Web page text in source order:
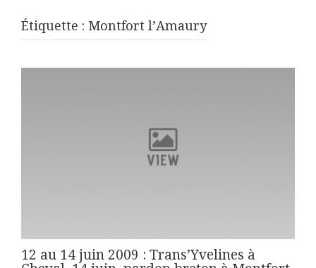
Étiquette : Montfort l’Amaury
12 au 14 juin 2009 : Trans’Yvelines à